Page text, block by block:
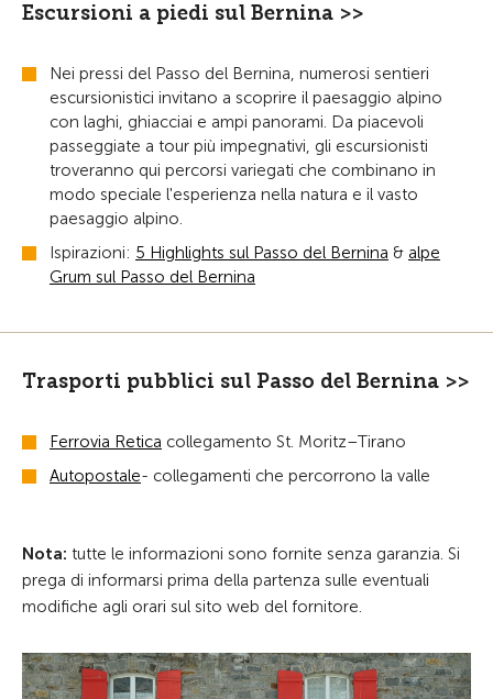
Escursioni a piedi sul Bernina >>
Nei pressi del Passo del Bernina, numerosi sentieri
escursionistici invitano a scoprire il paesaggio alpino
con laghi, ghiacciai e ampi panorami. Da piacevoli
passeggiate a tour più impegnativi, gli escursionisti
troveranno qui percorsi variegati che combinano in
modo speciale l'esperienza nella natura e il vasto
paesaggio alpino.
Ispirazioni: 5 Highlights sul Passo del Bernina & alpe
Grum sul Passo del Bernina
Trasporti pubblici sul Passo del Bernina >>
Ferrovia Retica collegamento St. Moritz–Tirano
Autopostale- collegamenti che percorrono la valle
Nota: tutte le informazioni sono fornite senza garanzia. Si
prega di informarsi prima della partenza sulle eventuali
modifiche agli orari sul sito web del fornitore.